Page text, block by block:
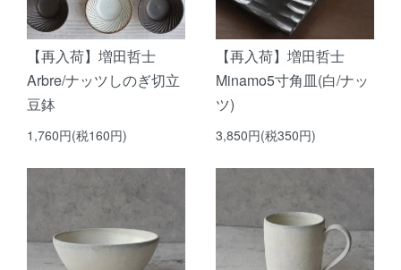
【再入荷】増田哲士
Arbre/ナッツしのぎ切立
豆鉢
1,760円(税160円)
【再入荷】増田哲士
Minamo5寸角皿(白/ナッ
ツ)
3,850円(税350円)